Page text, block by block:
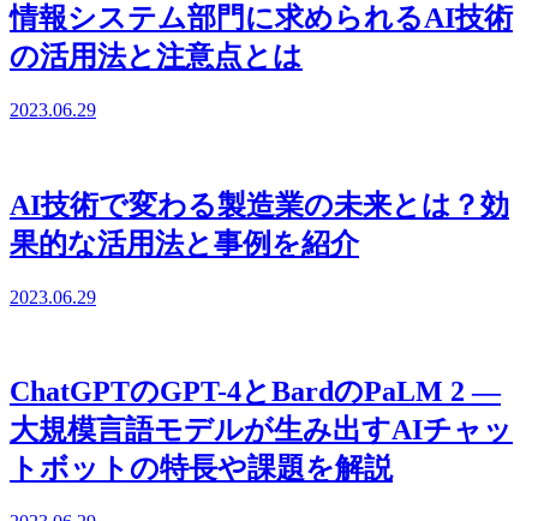
情報システム部門に求められるAI技術
の活用法と注意点とは
2023.06.29
AI技術で変わる製造業の未来とは？効
果的な活用法と事例を紹介
2023.06.29
ChatGPTのGPT-4とBardのPaLM 2 ―
大規模言語モデルが生み出すAIチャッ
トボットの特長や課題を解説